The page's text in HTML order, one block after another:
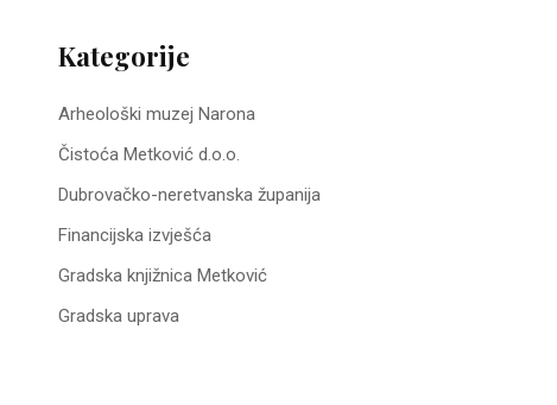
Kategorije
Arheološki muzej Narona
Čistoća Metković d.o.o.
Dubrovačko-neretvanska županija
Financijska izvješća
Gradska knjižnica Metković
Gradska uprava